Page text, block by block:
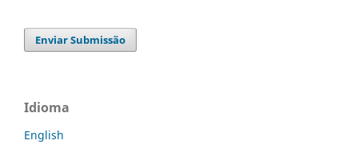
Enviar Submissão
Idioma
English